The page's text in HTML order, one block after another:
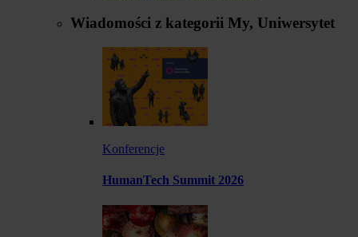
Wiadomości z kategorii My, Uniwersytet
Konferencje
HumanTech Summit 2026